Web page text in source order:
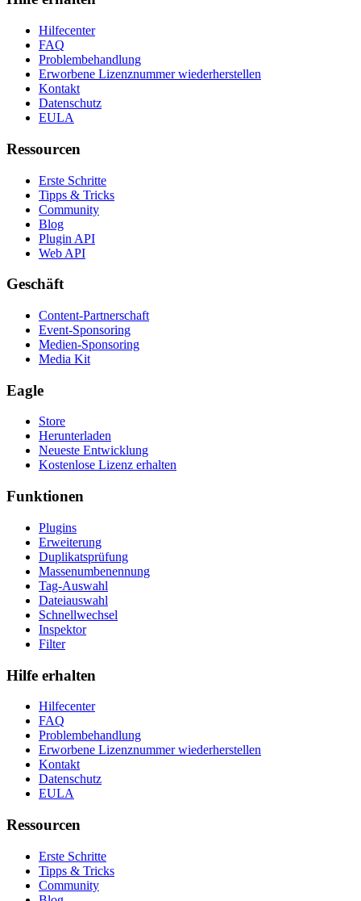
Hilfecenter
FAQ
Problembehandlung
Erworbene Lizenznummer wiederherstellen
Kontakt
Datenschutz
EULA
Ressourcen
Erste Schritte
Tipps & Tricks
Community
Blog
Plugin API
Web API
Geschäft
Content-Partnerschaft
Event-Sponsoring
Medien-Sponsoring
Media Kit
Eagle
Store
Herunterladen
Neueste Entwicklung
Kostenlose Lizenz erhalten
Funktionen
Plugins
Erweiterung
Duplikatsprüfung
Massenumbenennung
Tag-Auswahl
Dateiauswahl
Schnellwechsel
Inspektor
Filter
Hilfe erhalten
Hilfecenter
FAQ
Problembehandlung
Erworbene Lizenznummer wiederherstellen
Kontakt
Datenschutz
EULA
Ressourcen
Erste Schritte
Tipps & Tricks
Community